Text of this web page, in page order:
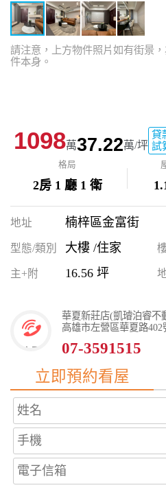
請注意，上方物件照片如有街景
件本身。
1098萬37.22萬/坪
貸
試
格局
2房 1 廳 1 衛
地址 楠梓區金富街
型態/類別 大樓 /住家
主+附 16.56 坪
華夏新莊店(凱璿泊睿不
高雄市左營區華夏路402
07-3591515
立即預約看屋